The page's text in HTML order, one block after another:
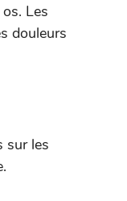
Les
douleurs
sur les